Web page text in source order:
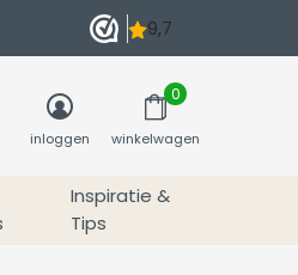
Inspiratie &
Tips
inloggen winkelwagen
0